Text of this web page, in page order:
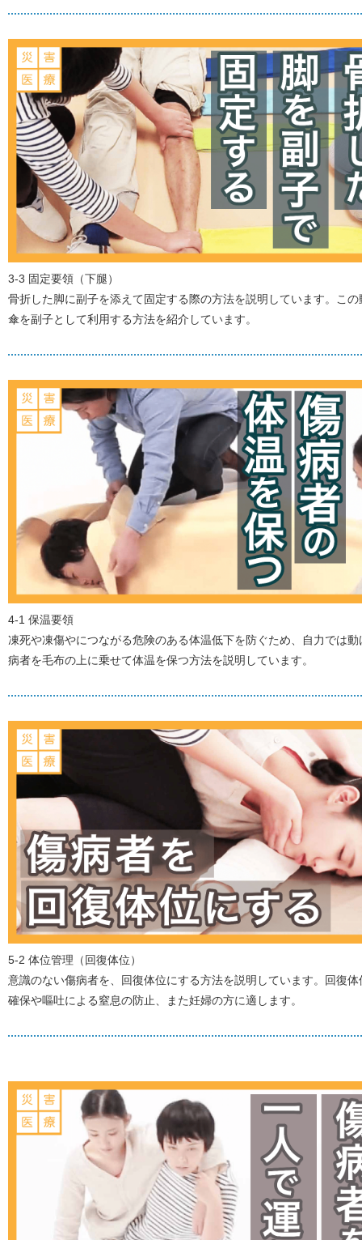
3-3 固定要領（下腿）
骨折した脚に副子を添えて固定する際の方法を説明しています。この
傘を副子として利用する方法を紹介しています。
4-1 保温要領
凍死や凍傷やにつながる危険のある体温低下を防ぐため、自力では動
病者を毛布の上に乗せて体温を保つ方法を説明しています。
5-2 体位管理（回復体位）
意識のない傷病者を、回復体位にする方法を説明しています。回復体
確保や嘔吐による窒息の防止、また妊婦の方に適します。